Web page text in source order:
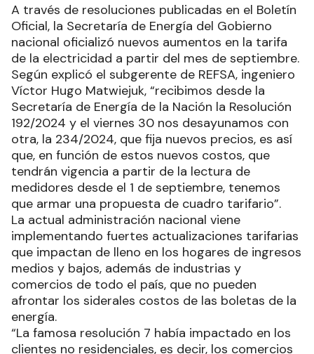
A través de resoluciones publicadas en el Boletín
Oficial, la Secretaría de Energía del Gobierno
nacional oficializó nuevos aumentos en la tarifa
de la electricidad a partir del mes de septiembre.
Según explicó el subgerente de REFSA, ingeniero
Víctor Hugo Matwiejuk, “recibimos desde la
Secretaría de Energía de la Nación la Resolución
192/2024 y el viernes 30 nos desayunamos con
otra, la 234/2024, que fija nuevos precios, es así
que, en función de estos nuevos costos, que
tendrán vigencia a partir de la lectura de
medidores desde el 1 de septiembre, tenemos
que armar una propuesta de cuadro tarifario”.
La actual administración nacional viene
implementando fuertes actualizaciones tarifarias
que impactan de lleno en los hogares de ingresos
medios y bajos, además de industrias y
comercios de todo el país, que no pueden
afrontar los siderales costos de las boletas de la
energía.
“La famosa resolución 7 había impactado en los
clientes no residenciales, es decir, los comercios